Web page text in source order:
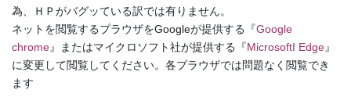
為、ＨＰがバグッている訳では有りません。
ネットを閲覧するプラウザをGoogleが提供する『Google
chrome』またはマイクロソフト社が提供する『MicrosoftI Edge』
に変更して閲覧してください。各プラウザでは問題なく閲覧でき
ます